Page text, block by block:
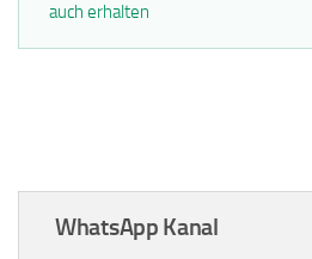
auch erhalten
WhatsApp Kanal